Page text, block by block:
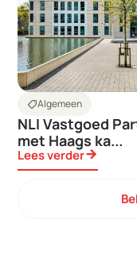
shoppingmodeAlgemeen
NLI Vastgoed
met Haags ka...
Lees verderarrow_forward